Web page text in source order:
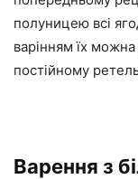
полуницею всі
варінням їх
постійному
Варення з